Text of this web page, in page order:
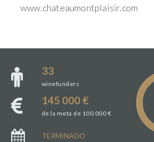
www.chateaumontplaisir.com
33
winefunders
145 000 €
de la meta de 100 000 €
TERMINADO